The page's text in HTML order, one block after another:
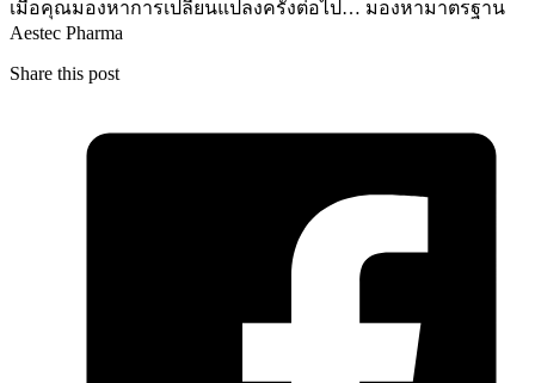
เมื่อคุณมองหาการเปลี่ยนแปลงครั้งต่อไป… มองหามาตรฐาน
Aestec Pharma
Share this post